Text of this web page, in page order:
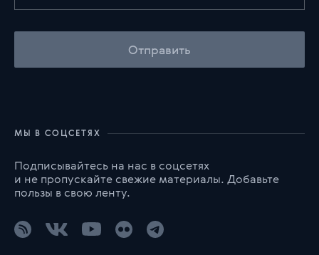
Отправить
МЫ В СОЦСЕТЯХ
Подписывайтесь на нас в соцсетях
и не пропускайте свежие материалы. Добавьте
пользы в свою ленту.